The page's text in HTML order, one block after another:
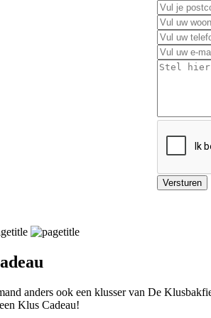
Versturen
anders ook een klusser van De
Klus Cadeau!